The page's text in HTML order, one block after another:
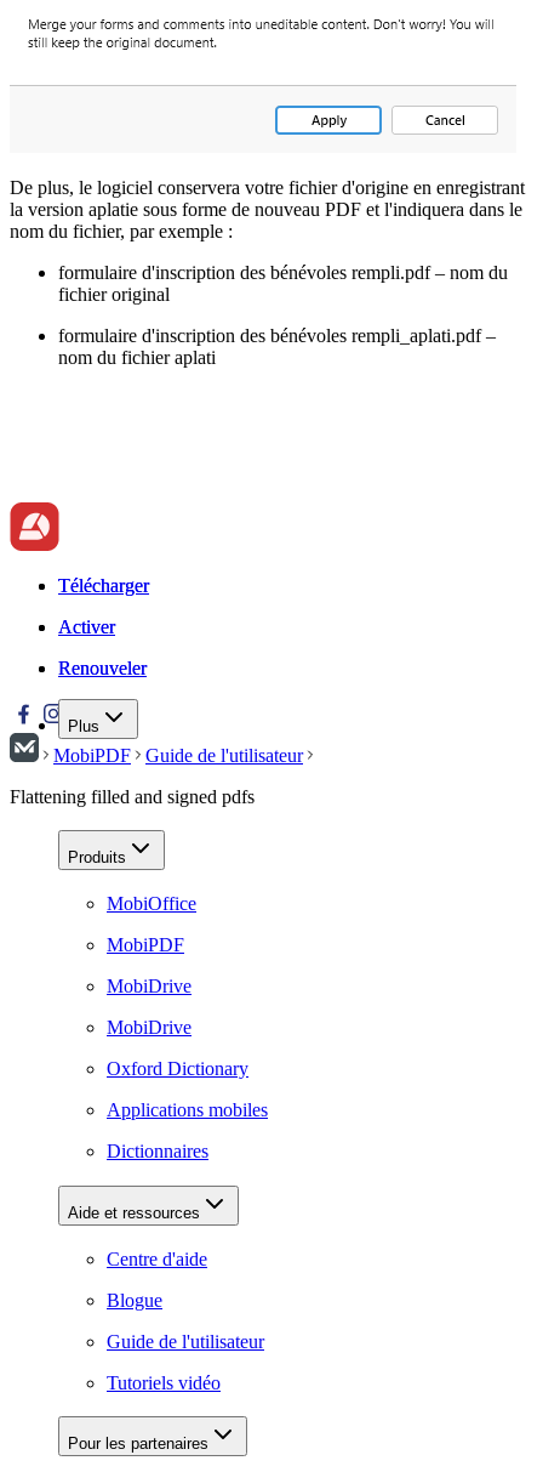
De plus, le logiciel conservera votre fichier d'origine en enregistrant
la version aplatie sous forme de nouveau PDF et l'indiquera dans le
nom du fichier, par exemple :
formulaire d'inscription des bénévoles rempli.pdf – nom du
fichier original
formulaire d'inscription des bénévoles rempli_aplati.pdf –
nom du fichier aplati
Télécharger
Activer
Renouveler
Plus
Télécharger
Activer
Renouveler
MobiPDF
Guide de l'utilisateur
Flattening filled and signed pdfs
Produits
MobiOffice
MobiPDF
MobiDrive
MobiDrive
Oxford Dictionary
Applications mobiles
Dictionnaires
Aide et ressources
Centre d'aide
Blogue
Guide de l'utilisateur
Tutoriels vidéo
Pour les partenaires